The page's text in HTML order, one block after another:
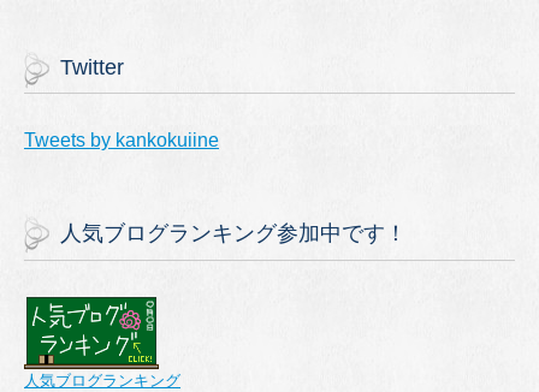
Twitter
Tweets by kankokuiine
人気ブログランキング参加中です！
人気ブログランキング